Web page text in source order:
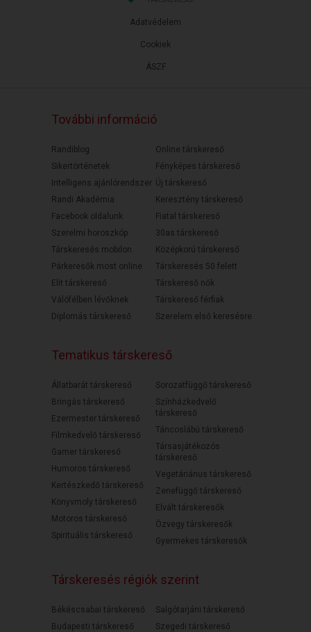
ÁSZF
Adatvédelem
Cookiek
További információ
Randiblog
Sikertörténetek
Intelligens ajánlórendszer
Randi Akadémia
Facebook oldalunk
Szerelmi horoszkóp
Társkeresés mobilon
Párkeresők most online
Elit társkereső
Válófélben lévőknek
Diplomás társkereső
Online társkereső
Fényképes társkereső
Új társkereső
Keresztény társkereső
Fiatal társkereső
30as társkereső
Középkorú társkereső
Társkeresés 50 felett
Társkereső nők
Társkereső férfiak
Szerelem első keresésre
Tematikus társkereső
Állatbarát társkereső
Bringás társkereső
Ezermester társkereső
Filmkedvelő társkereső
Gamer társkereső
Humoros társkereső
Kertészkedő társkereső
Könyvmoly társkereső
Motoros társkereső
Spirituális társkereső
Sorozatfüggő társkereső
Színházkedvelő
társkereső
Táncoslábú társkereső
Társasjátékozós
társkereső
Vegetáriánus társkereső
Zenefüggő társkereső
Elvált társkeresők
Özvegy társkeresők
Gyermekes társkeresők
Társkeresés régiók szerint
Békéscsabai társkereső
Budapesti társkereső
Salgótarjáni társkereső
Szegedi társkereső